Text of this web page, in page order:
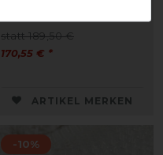
statt 189,50 €
170,55 € *
ARTIKEL MERKEN
-10%